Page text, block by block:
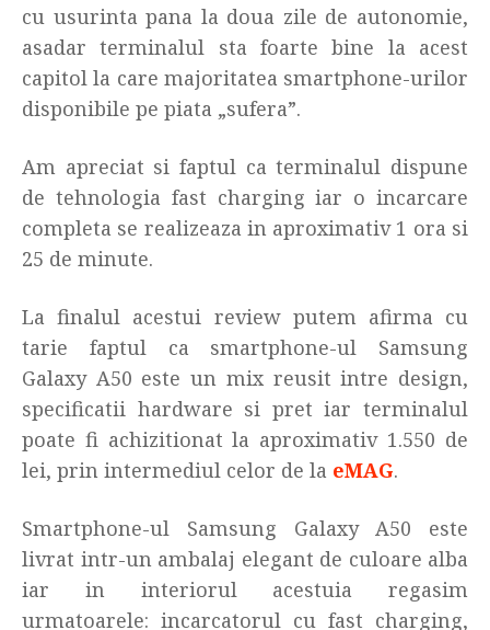
cu usurinta pana la doua zile de autonomie,
asadar terminalul sta foarte bine la acest
capitol la care majoritatea smartphone-urilor
disponibile pe piata „sufera”.
Am apreciat si faptul ca terminalul dispune
de tehnologia fast charging iar o incarcare
completa se realizeaza in aproximativ 1 ora si
25 de minute.
La finalul acestui review putem afirma cu
tarie faptul ca smartphone-ul Samsung
Galaxy A50 este un mix reusit intre design,
specificatii hardware si pret iar terminalul
poate fi achizitionat la aproximativ 1.550 de
lei, prin intermediul celor de la eMAG.
Smartphone-ul Samsung Galaxy A50 este
livrat intr-un ambalaj elegant de culoare alba
iar in interiorul acestuia regasim
urmatoarele: incarcatorul cu fast charging,